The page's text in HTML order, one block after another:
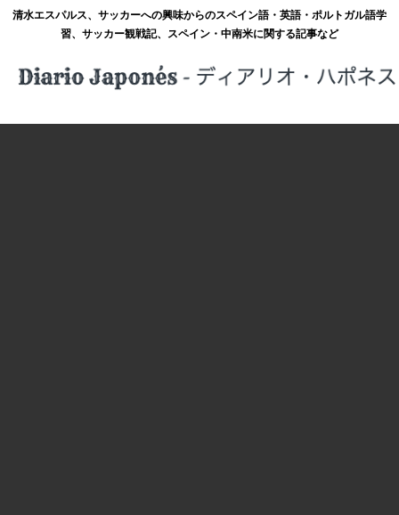
清水エスパルス、サッカーへの興味からのスペイン語・英語・ポルトガル語学
習、サッカー観戦記、スペイン・中南米に関する記事など